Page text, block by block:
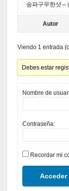
송파구무한샷⇔
Autor
Viendo 1 entrada
Debes estar
Nombre de
Contraseña:
Recordar mi
Acceder